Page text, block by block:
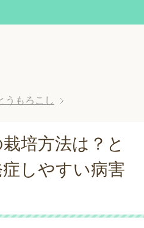
うもろこし
培方法は？と
しやすい病害